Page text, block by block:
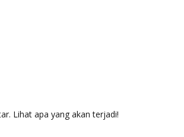
Lihat apa yang akan terjadi!